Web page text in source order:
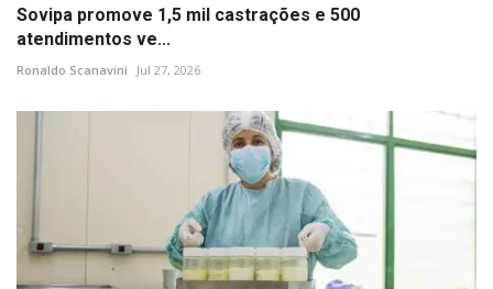
Sovipa promove 1,5 mil castrações e 500
atendimentos ve...
Ronaldo Scanavini Jul 27, 2026